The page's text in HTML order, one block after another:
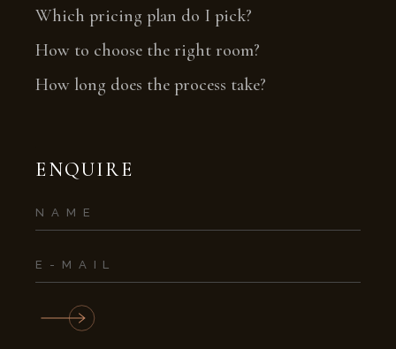
Which pricing plan do I pick?
How to choose the right room?
How long does the process take?
ENQUIRE